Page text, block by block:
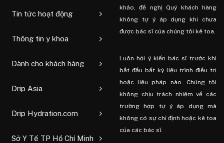
Tin tức hoạt động
Thông tin y khoa
Dành cho khách hàng
Drip Asia
Drip Hydration.com
Sở Y Tế TP Hồ Chí Minh
khảo, đề nghị Quý khách hàng
không tự ý áp dụng khi chưa
được bác sĩ của chúng tôi kê toa.
Luôn hỏi ý kiến ​​bác sĩ trước khi
bắt đầu bất kỳ liệu trình điều trị
hoặc liệu pháp nào. Chúng tôi
không chịu trách nhiệm về các
trường hợp tự ý áp dụng mà
không có sự chỉ định hoặc kê toa
của các bác sĩ.